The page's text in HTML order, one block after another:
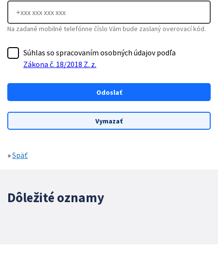
Na zadané mobilné telefónne číslo Vám bude zaslaný overovací kód.
Súhlas so spracovaním osobných údajov podľa
Zákona č. 18/2018 Z. z.
»Späť
Dôležité oznamy